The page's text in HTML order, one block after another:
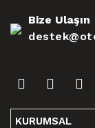
Bize Ulaşın
KURUMSAL